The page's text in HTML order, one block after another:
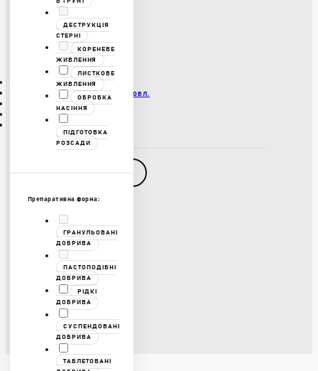
ДЕСТРУКЦІЯ
СТЕРНІ
КОРЕНЕВЕ
ЖИВЛЕННЯ
ЛИСТКОВЕ
ЖИВЛЕННЯ
ОБРОБКА
НАСІННЯ
ПІДГОТОВКА
РОЗСАДИ
Препаративна форма:
ГРАНУЛЬОВАНІ
ДОБРИВА
ПАСТОПОДІБНІ
ДОБРИВА
РІДКІ
ДОБРИВА
СУСПЕНДОВАНІ
ДОБРИВА
ТАБЛЕТОВАНІ
ВИРОБНИЦТВО
ПУБЛІЧНА ОФЕРТА
ТЕХНОЛОГІЯ ГУМІПЛЮС
ДОСТАВКА І ОПЛАТА
БЛОГ
УГОДА КОРИСТУВАЧА
ТОВ «АГРОФІРМА «ГЕРМЕС»
М. ЗНАМ’ЯНКА, КІРОВОГРАДСЬКА ОБЛ.
ПН-ПТ, 8:00-17:00
+38 067 629 78 95
HERMES@HUMI-PLUS.COM
YouTube
Instagram
LinkedIn
ЗВОРОТНІЙ ЗВʼЯЗОК